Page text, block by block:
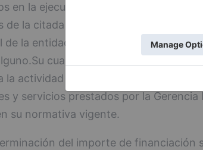
en la ejecución de la actividad
de la citada Red, de tal forma que se
de la entidad sin ánimo de lucro.No
cuantía global no podrá ser
la actividad realizada los precios
y servicios prestados por la Gerencia
su normativa vigente.
del importe de financiación